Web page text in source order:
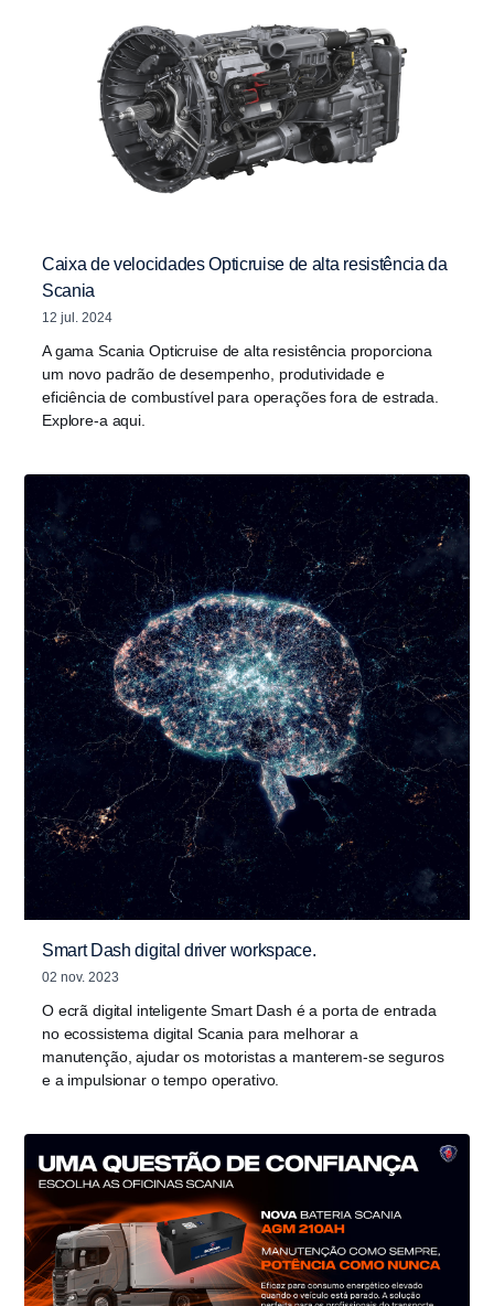
Caixa de velocidades Opticruise de alta resistência da
Scania
12 jul. 2024
A gama Scania Opticruise de alta resistência proporciona
um novo padrão de desempenho, produtividade e
eficiência de combustível para operações fora de estrada.
Explore-a aqui.
Smart Dash digital driver workspace.
02 nov. 2023
O ecrã digital inteligente Smart Dash é a porta de entrada
no ecossistema digital Scania para melhorar a
manutenção, ajudar os motoristas a manterem-se seguros
e a impulsionar o tempo operativo.